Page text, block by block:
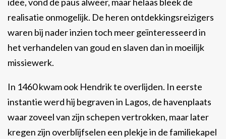
realisatie onmogelijk. De heren ontdekkingsreizigers
waren bij nader inzien toch meer geïnteresseerd in
het verhandelen van goud en slaven dan in moeilijk
missiewerk.
In 1460 kwam ook Hendrik te overlijden. In eerste
instantie werd hij begraven in Lagos, de havenplaats
waar zoveel van zijn schepen vertrokken, maar later
kregen zijn overblijfselen een plekje in de familiekapel